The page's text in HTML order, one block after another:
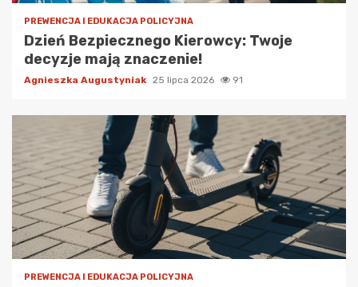
PREWENCJA I EDUKACJA POLICYJNA
Dzień Bezpiecznego Kierowcy: Twoje
decyzje mają znaczenie!
Agnieszka Augustyniak 25 lipca 2026 91
PREWENCJA I EDUKACJA POLICYJNA